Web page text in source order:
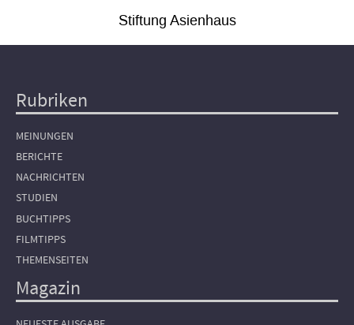
Stiftung Asienhaus
Hauptnavigation
Rubriken
MEINUNGEN
BERICHTE
NACHRICHTEN
STUDIEN
BUCHTIPPS
FILMTIPPS
THEMENSEITEN
Magazin